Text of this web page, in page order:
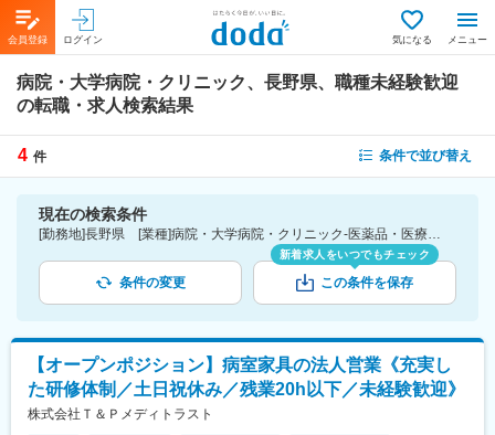
会員登録 ログイン 気になる メニュー
病院・大学病院・クリニック、長野県、職種未経験歓迎
の転職・求人検索結果
4 件 条件で並び替え
現在の検索条件
[勤務地]長野県 [業種]病院・大学病院・クリニック-医薬品・医療機器・ライフサイエンス・医療系サービス [こだわり条件ピックアップ]職種未経験歓迎 [詳細条件](募集・採用情報)職種未経験歓迎
条件の変更
新着求人をいつでもチェック
この条件を保存
【オープンポジション】病室家具の法人営業《充実し
た研修体制／土日祝休み／残業20h以下／未経験歓迎》
株式会社Ｔ＆Ｐメディトラスト